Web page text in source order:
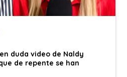
duda video de Naldy
de repente se han